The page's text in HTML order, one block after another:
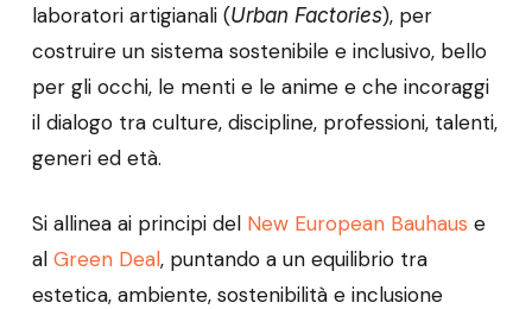
laboratori artigianali (Urban Factories), per
costruire un sistema sostenibile e inclusivo, bello
per gli occhi, le menti e le anime e che incoraggi
il dialogo tra culture, discipline, professioni, talenti,
generi ed età.
Si allinea ai principi del New European Bauhaus e
al Green Deal, puntando a un equilibrio tra
estetica, ambiente, sostenibilità e inclusione